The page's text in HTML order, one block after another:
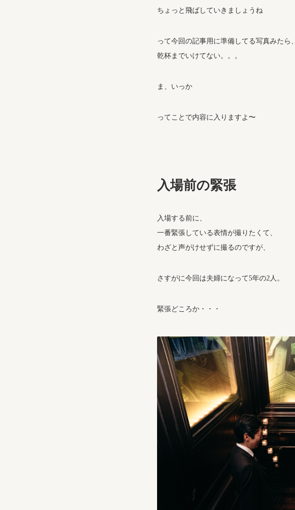
ちょっと飛ばしていきましょうね
って今回の記事用に準備してる写真みたら、
乾杯までいけてない。。。
ま、いっか
ってことで内容に入りますよ〜
入場前の緊張
入場する前に、
一番緊張している表情が撮りたくて、
わざと声がけせずに撮るのですが、
さすがに今回は夫婦になって5年の2人。
緊張どころか・・・